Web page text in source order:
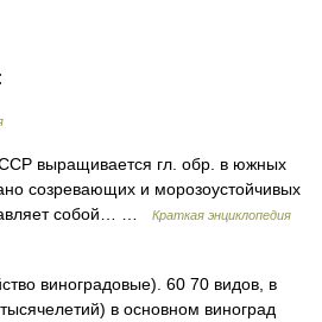
выращивается гл. обр. в южных
созревающих и морозоустойчивых
собой… …
Краткая энциклопедия
виноградовые). 60 70 видов, в
в основном виноград